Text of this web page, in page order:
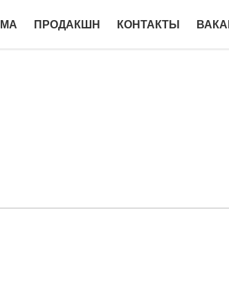
ПРОДАКШН КОНТАКТЫ